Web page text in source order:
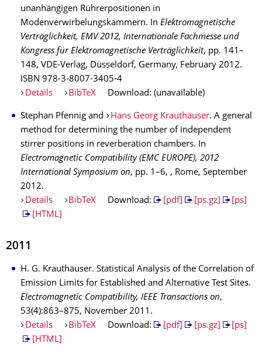
unanhängigen Rührerpositionen in
Modenverwirbelungskammern. In Elektromagnetische
Verträglichkeit, EMV 2012, Internationale Fachmesse und
Kongress für Elektromagnetische Verträglichkeit, pp. 141–
148, VDE-Verlag, Düsseldorf, Germany, February 2012.
ISBN 978-3-8007-3405-4
Details
BibTeX Download: (unavailable)
Stephan Pfennig and Hans Georg Krauthäuser. A general
method for determining the number of independent
stirrer positions in reverberation chambers. In
Electromagnetic Compatibility (EMC EUROPE), 2012
International Symposium on, pp. 1–6, , Rome, September
2012.
Details
BibTeX Download: [pdf] [ps.gz]
[ps]
[HTML]
2011
H. G. Krauthäuser. Statistical Analysis of the Correlation of
Emission Limits for Established and Alternative Test Sites.
Electromagnetic Compatibility, IEEE Transactions on,
53(4):863–875, November 2011.
Details
BibTeX Download: [pdf] [ps.gz]
[ps]
[HTML]